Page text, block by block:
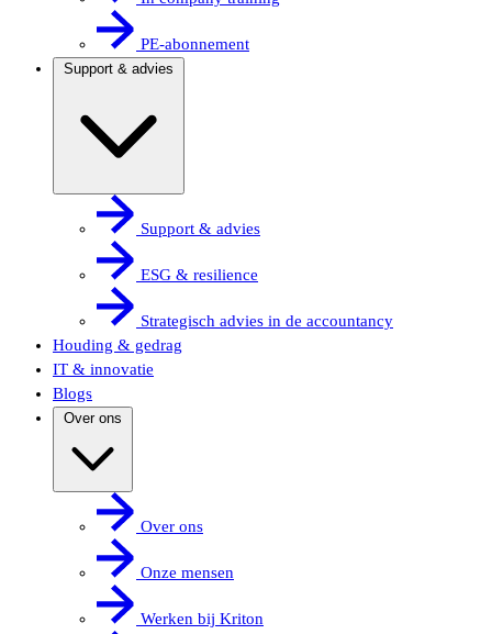
PE-abonnement
Support & advies
Support & advies
ESG & resilience
Strategisch advies in de accountancy
Houding & gedrag
IT & innovatie
Blogs
Over ons
Over ons
Onze mensen
Werken bij Kriton